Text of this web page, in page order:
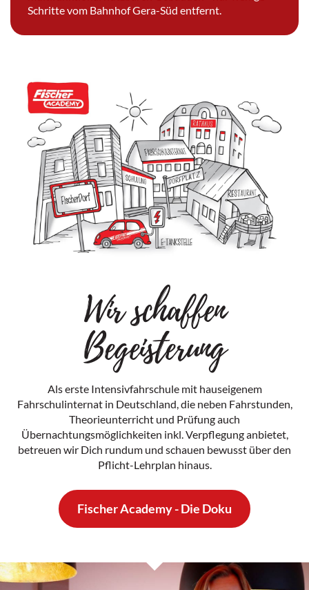
Schritte vom Bahnhof Gera-Süd entfernt.
Wir schaffen
Begeisterung
Als erste Intensivfahrschule mit hauseigenem
Fahrschulinternat in Deutschland, die neben Fahrstunden,
Theorieunterricht und Prüfung auch
Übernachtungsmöglichkeiten inkl. Verpflegung anbietet,
betreuen wir Dich rundum und schauen bewusst über den
Pflicht-Lehrplan hinaus.
Fischer Academy - Die Doku